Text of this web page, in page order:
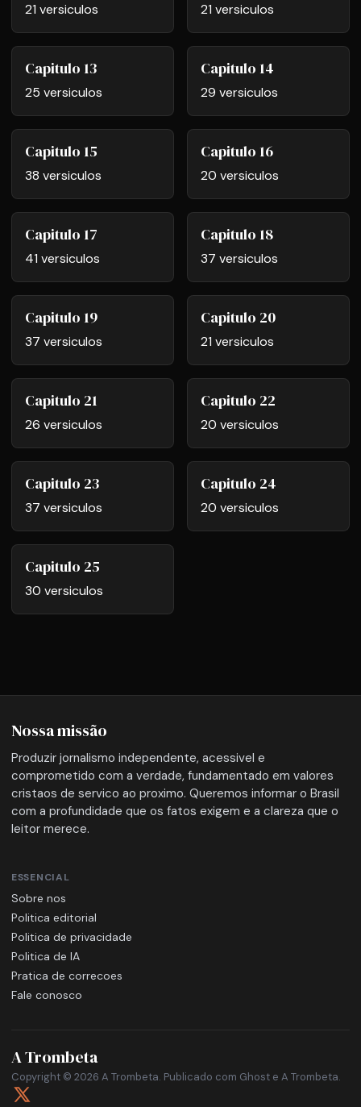
21 versiculos 21 versiculos
Capitulo 13
25 versiculos
Capitulo 14
29 versiculos
Capitulo 15
38 versiculos
Capitulo 16
20 versiculos
Capitulo 17
41 versiculos
Capitulo 18
37 versiculos
Capitulo 19
37 versiculos
Capitulo 20
21 versiculos
Capitulo 21
26 versiculos
Capitulo 22
20 versiculos
Capitulo 23
37 versiculos
Capitulo 24
20 versiculos
Capitulo 25
30 versiculos
Nossa missão
Produzir jornalismo independente, acessivel e
comprometido com a verdade, fundamentado em valores
cristaos de servico ao proximo. Queremos informar o Brasil
com a profundidade que os fatos exigem e a clareza que o
leitor merece.
ESSENCIAL
Sobre nos
Politica editorial
Politica de privacidade
Politica de IA
Pratica de correcoes
Fale conosco
A Trombeta
Copyright © 2026 A Trombeta. Publicado com Ghost e A Trombeta.